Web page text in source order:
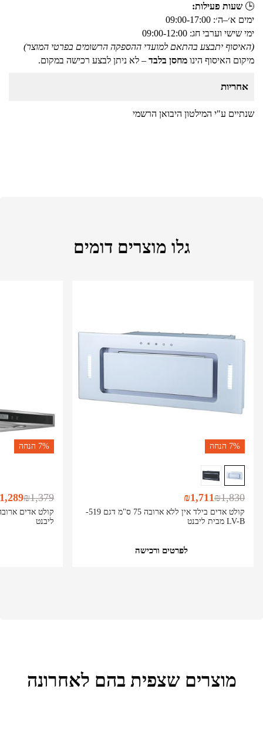
🕒 שעות פעילות:
ימים א׳–ה׳: 09:00-17:00
ימי שישי וערבי חג: 09:00-12:00
(האיסוף יתבצע בהתאם למועדי ההספקה הרשומים בפרטי המוצר)
מיקום האיסוף הינו מחסן בלבד – לא ניתן לבצע רכישה במקום.
אחריות
שנתיים ע"י המילטון היבואן הרשמי
גלו מוצרים דומים
7% הנחה
קולט אדים בילד אין ללא ארובה 75 ס"מ דגם 519-
LV-B מבית ליבנט
₪1,830
₪1,711
לפרטים ורכישה
7% הנחה
ליבנט
₪1,379
מוצרים שצפית בהם לאחרונה